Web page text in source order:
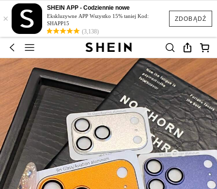
ZDOBĄDŹ
×
SHEIN APP - Codziennie nowe
Ekskluzywne APP Wszystko 15% taniej Kod:
SHAPP15
(3,138)